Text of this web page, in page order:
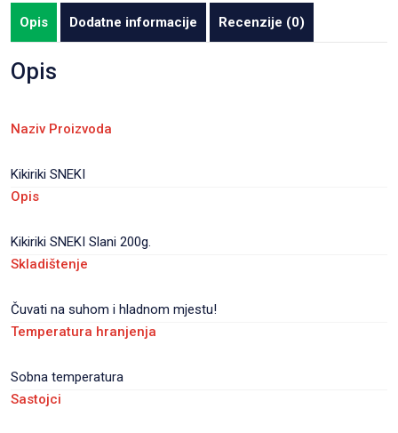
Opis Dodatne informacije Recenzije (0)
Opis
Naziv Proizvoda
Kikiriki SNEKI
Opis
Kikiriki SNEKI Slani 200g.
Skladištenje
Čuvati na suhom i hladnom mjestu!
Temperatura hranjenja
Sobna temperatura
Sastojci